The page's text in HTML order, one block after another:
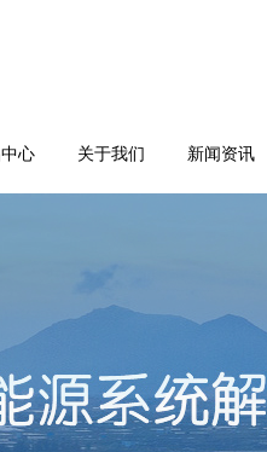
心 关于我们 新闻资讯